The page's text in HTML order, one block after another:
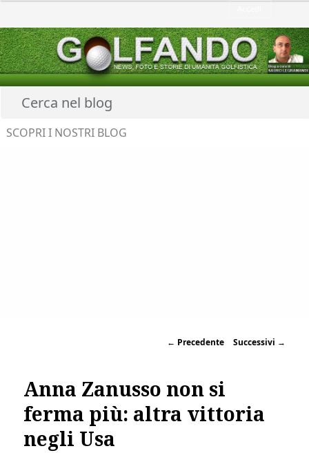
← Precedente Successivi →
Anna Zanusso non si
ferma più: altra vittoria
negli Usa